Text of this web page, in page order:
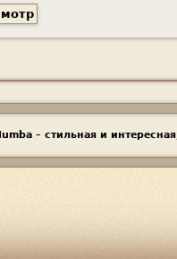
– стильная и